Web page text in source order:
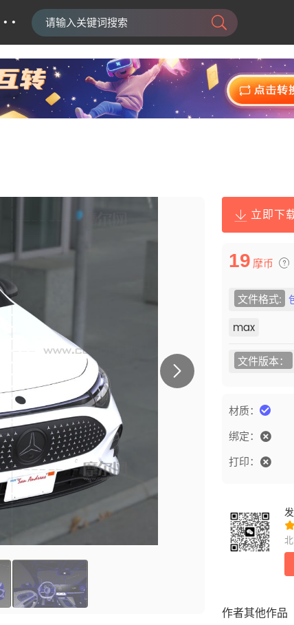
立即下
19 摩币
文件格式:
max
文件版本：
材质：
绑定：
打印：
作者其他作品